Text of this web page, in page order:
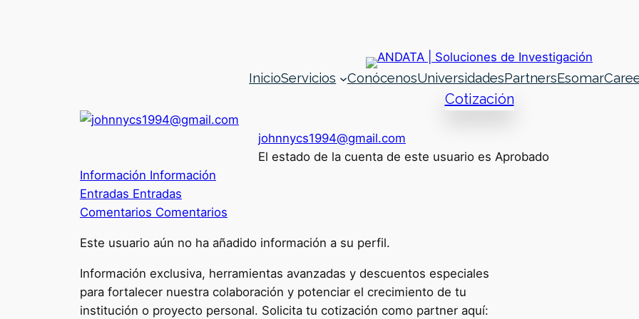
InicioServicios ConócenosUniversidadesPartnersEsomar
Cotización
johnnycs1994@gmail.com
El estado de la cuenta de este usuario es Aprobado
Información Información
Entradas Entradas
Comentarios Comentarios
Este usuario aún no ha añadido información a su perfil.
Información exclusiva, herramientas avanzadas y descuentos especiales
para fortalecer nuestra colaboración y potenciar el crecimiento de tu
institución o proyecto personal. Solicita tu cotización como partner aquí: